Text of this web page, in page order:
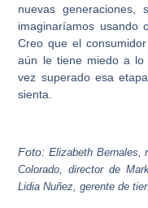
nuevas
imaginaríamos usando
Creo que el
aún le tiene miedo a lo
vez superado esa
sienta.
Foto: Elizabeth Bernales,
Colorado, director de
Lidia Nuñez, gerente de